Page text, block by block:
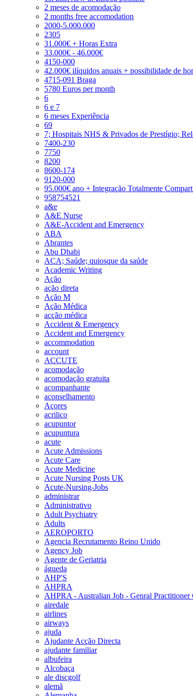
2 meses de acomodação
2 months free accomodation
2000-5.000.000
2305
31.000€ + Horas Extra
33.000€ - 46.000€
4150-000
42.000€ ilíquidos anuais + possibilidade de
4715-091 Braga
5780 Euros per month
6
6 e 7
6 meses Experiência
69
7; Hospitais NHS & Privados de Prestígio;
7400-230
7750
8200
8600-174
9120-000
95.000€ ano + Integração Totalmente
958754521
a&e
A&E Nurse
A&E-Accident and Emergency
ABA
Abrantes
Abu Dhabi
ACA; Saúde; quiosque da saúde
Academic Writing
Ação
ação direta
Ação M
Ação Médica
acção médica
Accident & Emergency
Accident and Emergency
accommodation
account
ACCUTE
acomodação
acomodação gratuita
acompanhante
aconselhamento
Açores
acrilico
acupuntor
acupuntura
acute
Acute Admissions
Acute Care
Acute Medicine
Acute Nursing Posts UK
Acute-Nursing-Jobs
administrar
Administrativo
Adult Psychiatry
Adults
AEROPORTO
Agencia Recrutamento Reino Unido
Agency Job
Agente de Geriatria
águeda
AHP'S
AHPRA
AHPRA - Australian Job - Genral Practitioner
airedale
airlines
airways
ajuda
Ajudante Acção Directa
ajudante familiar
albufeira
Alcobaça
ale discgolf
alemã